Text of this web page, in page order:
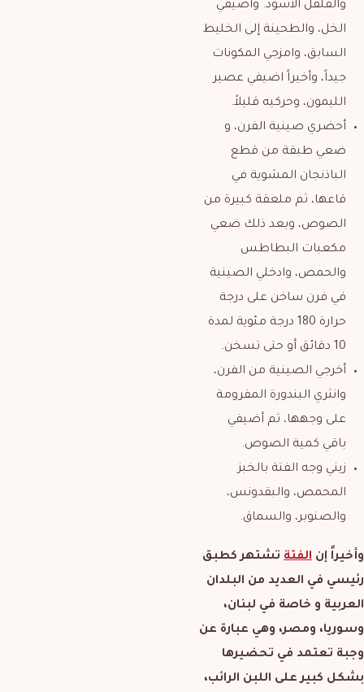
والفلفل الأسود. وأضيفي
الخل، والطحينة إلى الخليط
السابق، وامزجي المكونات
جيداً، وأخيراً اضيفي عصير
الليمون، وحركيه قليلاً.
أحضري صينية الفرن، و
ضعي طبقة من قطع
الباذنجان المشوية في
قاعها، ثم ملعقة كبيرة من
الصوص، وبعد ذلك ضعي
مكعبات البطاطس
والحمص، وادخلي الصينية
في فرن ساخن على درجة
حرارة 180 درجة مئوية لمدة
10 دقائق أو حتى تسخن.
أخرجي الصينية من الفرن،
وانثري البندورة المفرومة
على وجهها، ثم أضيفي
باقي كمية الصوص.
زيني وجه الفتة بالخبز
المحمص، والبقدونس،
والصنوبر، والسماق.
وأخيراً إن الفتة تشتهر كطبق
رئيسي في العديد من البلدان
العربية و خاصة في لبنان،
وسوريا، ومصر، وهي عبارة عن
وجبة تعتمد في تحضيرها
بشكل كبير على اللبن الرائب،